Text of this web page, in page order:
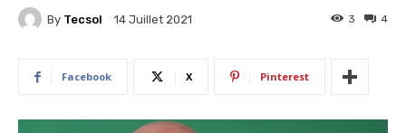
By Tecsol 14 Juillet 2021 4
3
Facebook X Pinterest